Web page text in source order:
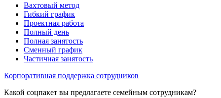
Вахтовый метод
Гибкий график
Проектная работа
Полный день
Полная занятость
Сменный график
Частичная занятость
Корпоративная поддержка сотрудников
Какой соцпакет вы предлагаете семейным сотрудникам?